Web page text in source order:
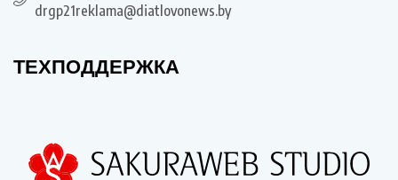
drgp21reklama@diatlovonews.by
ТЕХПОДДЕРЖКА